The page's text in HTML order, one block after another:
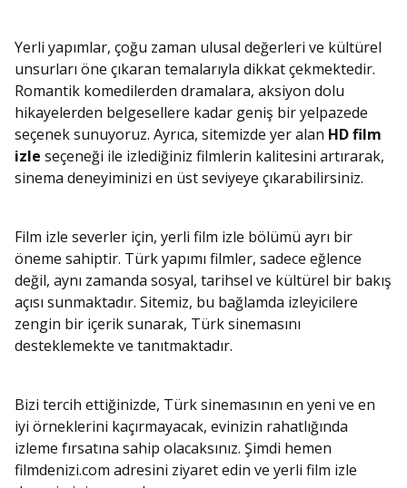
Yerli yapımlar, çoğu zaman ulusal değerleri ve kültürel
unsurları öne çıkaran temalarıyla dikkat çekmektedir.
Romantik komedilerden dramalara, aksiyon dolu
hikayelerden belgesellere kadar geniş bir yelpazede
seçenek sunuyoruz. Ayrıca, sitemizde yer alan HD film
izle seçeneği ile izlediğiniz filmlerin kalitesini artırarak,
sinema deneyiminizi en üst seviyeye çıkarabilirsiniz.
Film izle severler için, yerli film izle bölümü ayrı bir
öneme sahiptir. Türk yapımı filmler, sadece eğlence
değil, aynı zamanda sosyal, tarihsel ve kültürel bir bakış
açısı sunmaktadır. Sitemiz, bu bağlamda izleyicilere
zengin bir içerik sunarak, Türk sinemasını
desteklemekte ve tanıtmaktadır.
Bizi tercih ettiğinizde, Türk sinemasının en yeni ve en
iyi örneklerini kaçırmayacak, evinizin rahatlığında
izleme fırsatına sahip olacaksınız. Şimdi hemen
filmdenizi.com adresini ziyaret edin ve yerli film izle